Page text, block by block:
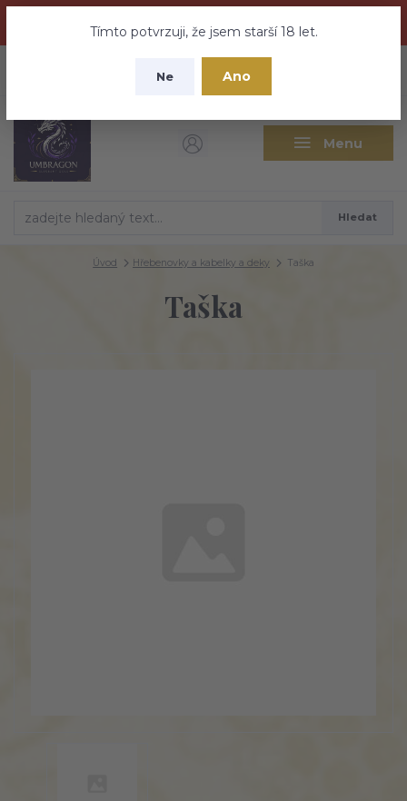
nebuďte vyděšeni zde najdete vše a ještě mnohem víc
Tímto potvrzuji, že jsem starší 18 let.
Ne Ano
Menu
CZK
Hledat
Úvod Hřebenovky a kabelky a deky Taška
Taška